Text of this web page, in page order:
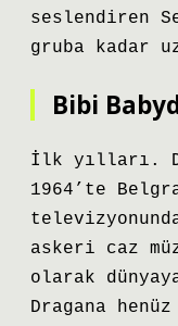
seslendiren
gruba kadar
Bibi
İlk yılları.
1964’te
askeri caz
olarak
Dragana